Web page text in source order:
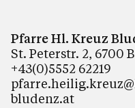
Pfarre Hl. Kreuz
St. Peterstr. 2, 6700
+43(0)5552 62219
bludenz.at